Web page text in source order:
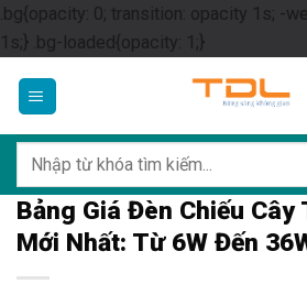
.bg{opacity: 0; transition: opacity 1s; -
1s;} .bg-loaded{opacity: 1;}Skip
content
kiếm:
Bảng Giá Đèn Chiếu Cây
Mới Nhất: Từ 6W Đến